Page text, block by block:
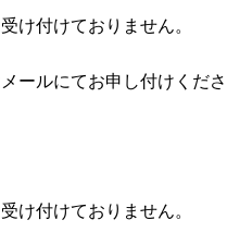
け付けておりません。
ールにてお申し付けくださ
け付けておりません。